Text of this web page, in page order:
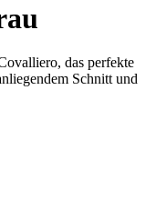
das perfekte
Schnitt und